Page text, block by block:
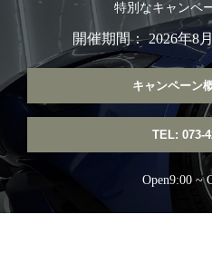
特別なキャンペ
開催期間： 2026年8
キャンペーン
TEL: 073-
Open9:00 ~